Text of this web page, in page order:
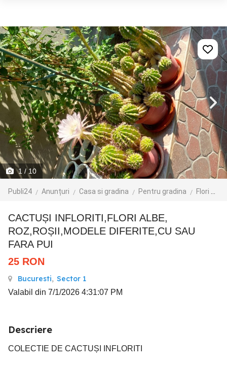
1 / 10
Publi24 Anunțuri Casa si gradina Pentru gradina Flori de gradina
CACTUȘI INFLORITI,FLORI ALBE,
ROZ,ROȘII,MODELE DIFERITE,CU SAU
FARA PUI
25 RON
Bucuresti, Sector 1
Valabil din 7/1/2026 4:31:07 PM
Descriere
COLECTIE DE CACTUȘI INFLORITI